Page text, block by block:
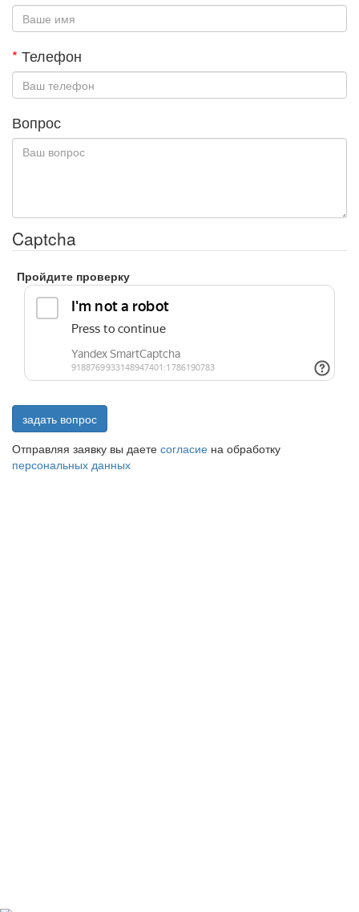
* Телефон
Вопрос
Captcha
Пройдите проверку
задать вопрос
Отправляя заявку вы даете согласие на обработку
персональных данных